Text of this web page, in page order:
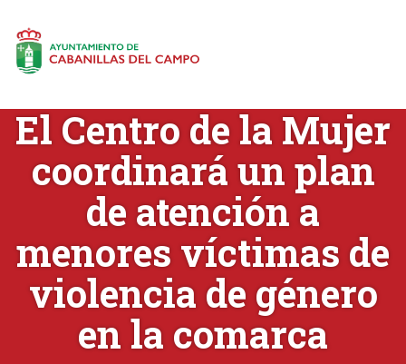
El Centro de la Mujer
coordinará un plan
de atención a
menores víctimas de
violencia de género
en la comarca